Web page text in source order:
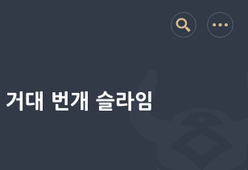
거대 번개 슬라임